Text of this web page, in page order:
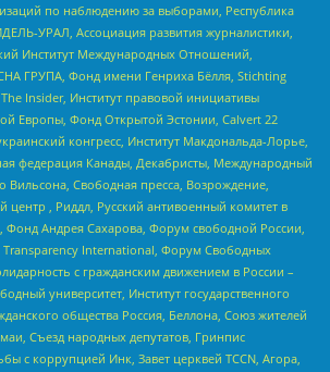
по наблюдению за выборами, Республика
УРАЛ, Ассоциация развития журналистики,
Институт Международных Отношений,
ГРУПА, Фонд имени Генриха Бёлля, Stichting
Insider, Институт правовой инициативы
Европы, Фонд Открытой Эстонии, Calvert 22
конгресс, Институт Макдональда-Лорье,
федерация Канады, Декабристы, Международный
Вильсона, Свободная пресса, Возрождение,
центр , Риддл, Русский антивоенный комитет в
Андрея Сахарова, Форум свободной России,
International, Форум Свободных
с гражданским движением в России –
университет, Институт государственного
общества Россия, Беллона, Союз жителей
Съезд народных депутатов, Гринпис
с коррупцией Инк, Завет церквей TCCN, Агора,